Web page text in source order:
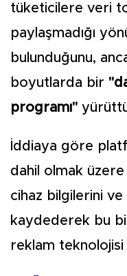
tüketicilere veri
paylaşmadığı
bulunduğunu,
boyutlarda bir
programı"
İddiaya göre
dahil olmak üzere
cihaz bilgilerini
kaydederek bu
reklam